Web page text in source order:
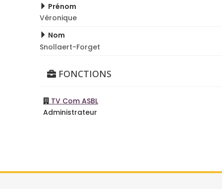
Prénom
Véronique
Nom
Snollaert-Forget
FONCTIONS
TV Com ASBL
Administrateur